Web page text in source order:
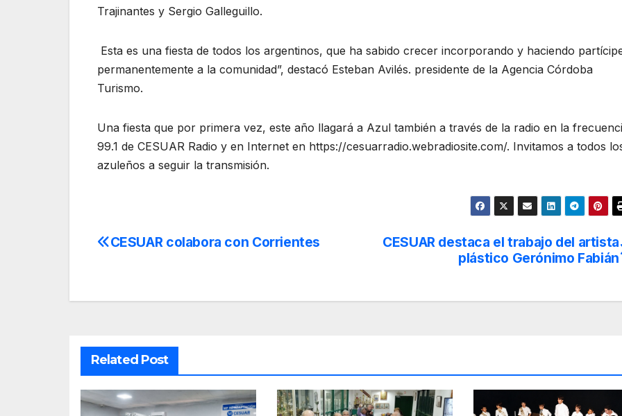
Trajinantes y Sergio Galleguillo.
Esta es una fiesta de todos los argentinos, que ha sabido crecer incorporando y haciendo
permanentemente a la comunidad”, destacó Esteban Avilés. presidente de la Agencia Córdoba
Turismo.
Una fiesta que por primera vez, este año llagará a Azul también a través de la radio en la
99.1 de CESUAR Radio y en Internet en https://cesuarradio.webradiosite.com/. Invitamos a todos
azuleños a seguir la transmisión.
Navegación
entradas
CESUAR destaca el trabajo del artista
plástico Gerónimo Fabián
CESUAR colabora con Corrientes
Related Post